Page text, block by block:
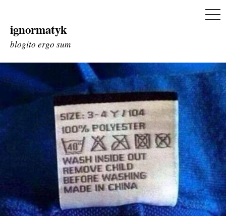
Skip
to
ignormatyk
blogito ergo sum